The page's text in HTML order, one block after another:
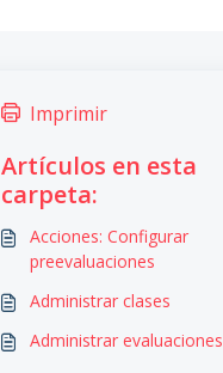
Imprimir
Artículos en esta
carpeta:
Acciones: Configurar
preevaluaciones
Administrar clases
Administrar evaluaciones